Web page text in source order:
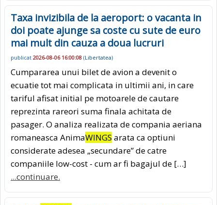
Taxa invizibila de la aeroport: o vacanta in
doi poate ajunge sa coste cu sute de euro
mai mult din cauza a doua lucruri
publicat 2026-08-06 16:00:08 (Libertatea)
Cumpararea unui bilet de avion a devenit o
ecuatie tot mai complicata in ultimii ani, in care
tariful afisat initial pe motoarele de cautare
reprezinta rareori suma finala achitata de
pasager. O analiza realizata de compania aeriana
romaneasca AnimaWINGS arata ca optiuni
considerate adesea „secundare” de catre
companiile low-cost - cum ar fi bagajul de […]
...continuare.